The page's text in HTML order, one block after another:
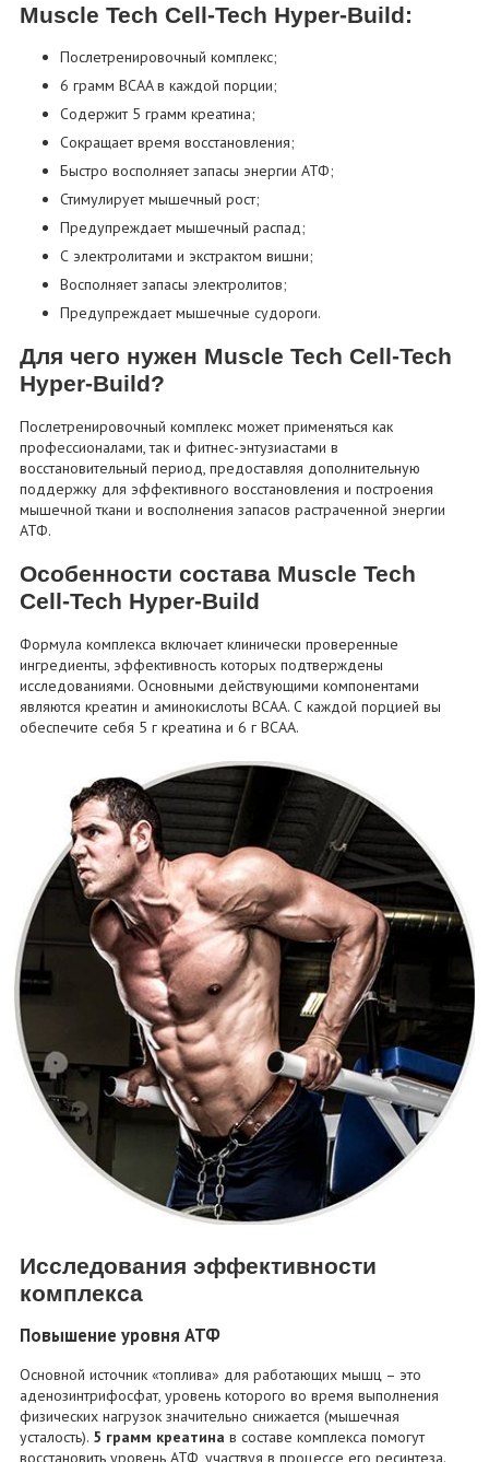
Muscle Tech Cell-Tech Hyper-Build:
Послетренировочный комплекс;
6 грамм BCAA в каждой порции;
Содержит 5 грамм креатина;
Сокращает время восстановления;
Быстро восполняет запасы энергии АТФ;
Стимулирует мышечный рост;
Предупреждает мышечный распад;
С электролитами и экстрактом вишни;
Восполняет запасы электролитов;
Предупреждает мышечные судороги.
Для чего нужен Muscle Tech Cell-Tech
Hyper-Build?
Послетренировочный комплекс может применяться как
профессионалами, так и фитнес-энтузиастами в
восстановительный период, предоставляя дополнительную
поддержку для эффективного восстановления и построения
мышечной ткани и восполнения запасов растраченной энергии
АТФ.
Особенности состава Muscle Tech
Cell-Tech Hyper-Build
Формула комплекса включает клинически проверенные
ингредиенты, эффективность которых подтверждены
исследованиями. Основными действующими компонентами
являются креатин и аминокислоты BCAA. С каждой порцией вы
обеспечите себя 5 г креатина и 6 г BCAA.
Исследования эффективности
комплекса
Повышение уровня АТФ
Основной источник «топлива» для работающих мышц – это
аденозинтрифосфат, уровень которого во время выполнения
физических нагрузок значительно снижается (мышечная
усталость). 5 грамм креатина в составе комплекса помогут
восстановить уровень АТФ, участвуя в процессе его ресинтеза.